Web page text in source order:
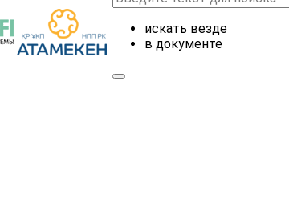
искать везде
в документе